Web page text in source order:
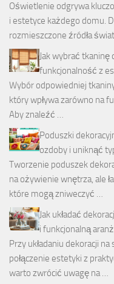
Oświetlenie odgrywa
i estetyce każdego domu.
rozmieszczone źródła
Jak wybrać tkaninę
funkcjonalność z
Wybór odpowiedniej
który wpływa zarówno na
Aby znaleźć …
Poduszki
ozdoby i uniknąć
Tworzenie poduszek
na ożywienie wnętrza, ale
które mogą zniweczyć …
Jak układać
i funkcjonalną
Przy układaniu dekoracji
połączenie estetyki z
warto zwrócić uwagę na …